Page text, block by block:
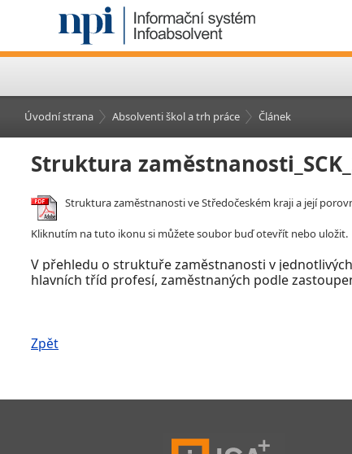
Úvodní strana Absolventi škol a trh práce Článek
Struktura
Struktura zaměstnanosti ve Středočeském kraji a její
Kliknutím na tuto ikonu si můžete soubor buď otevřít nebo uložit.
V přehledu o struktuře zaměstnanosti v
hlavních tříd profesí, zaměstnaných podle
Zpět